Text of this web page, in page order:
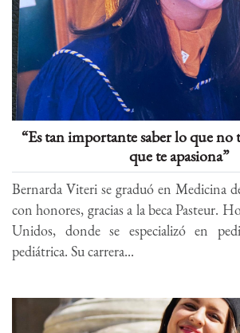
“Es tan importante saber lo que no
que te apasiona”
Bernarda Viteri se graduó en Medicina
con honores, gracias a la beca Pasteur.
Unidos, donde se especializó en
pediátrica. Su carrera...